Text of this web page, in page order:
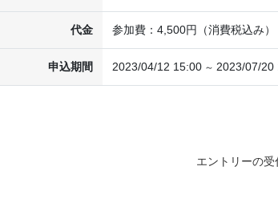
代金 参加費：4,500円（消費税込み
申込期間 2023/04/12 15:00 ～ 2023/07/20
エントリーの